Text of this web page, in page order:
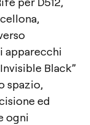
apparecchi
Black”
spazio,
ed
ogni